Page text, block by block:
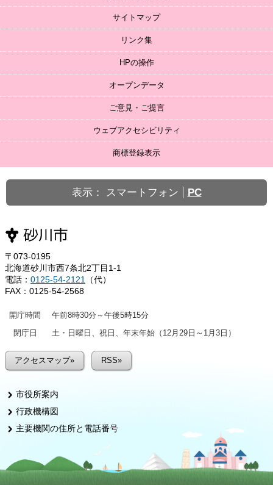
サイトマップ
リンク集
HPの操作
オープンデータ
ご意見・ご提言
ウェブアクセシビリティ
商標登録表示
表示： スマートフォン PC
〒073-0195
北海道砂川市西7条北2丁目1-1
電話： 0125-54-2121
（代）
FAX：0125-54-2568
開庁時間
午前8時30分～午後5時15分
閉庁日
土・日曜日、祝日、年末年始（12月29日～1月3日）
アクセスマップ» RSS»
市役所案内
行政機構図
主要機関の住所と電話番号